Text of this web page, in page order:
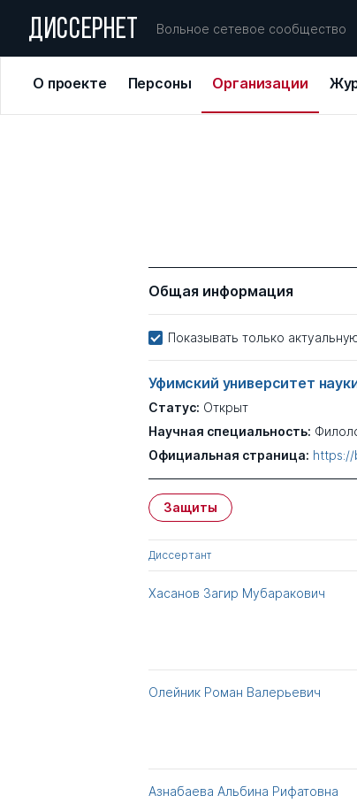
ДИССЕРНЕТ Вольное сетевое сообщество
О проекте Персоны Организации
Общая информация
Показывать только
Уфимский университет
Статус: Открыт
Научная специальность:
Официальная страница:
Защиты
Диссертант
Хасанов Загир Мубаракович
Олейник Роман Валерьевич
Азнабаева Альбина Рифатовна